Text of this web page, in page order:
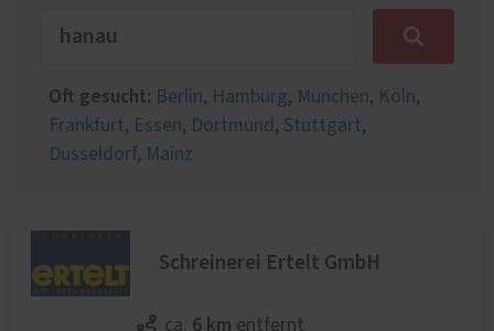
Oft gesucht: Berlin, Hamburg, München, Köln,
Frankfurt, Essen, Dortmund , Stuttgart,
Düsseldorf, Mainz
Schreinerei Ertelt GmbH
ca. 6 km entfernt